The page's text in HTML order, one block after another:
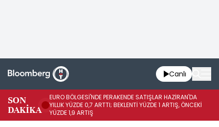
Canlı
SON
DAKİKA
EURO BÖLGESİ'NDE PERAKENDE SATIŞLAR HAZİRAN'DA
YILLIK YÜZDE 0,7 ARTTI; BEKLENTİ YÜZDE 1 ARTIŞ, ÖNCEKİ
YÜZDE 1,9 ARTIŞ